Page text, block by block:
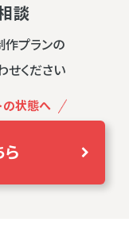
談
作プランの
せください
の状態へ